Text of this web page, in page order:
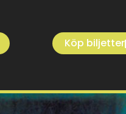
Köp biljetter